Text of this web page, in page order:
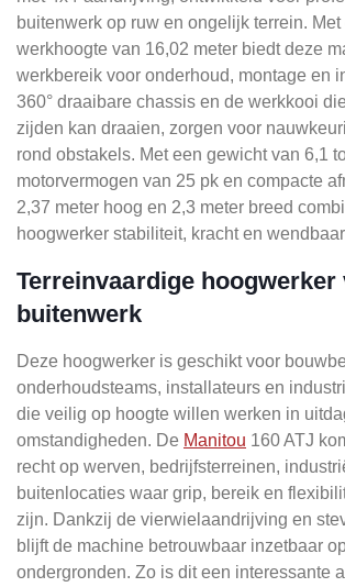
buitenwerk op ruw en ongelijk terrein.
werkhoogte van 16,02 meter biedt deze
werkbereik voor onderhoud, montage en
360° draaibare chassis en de werkkooi
zijden kan draaien, zorgen voor
rond obstakels. Met een gewicht van 6,1
motorvermogen van 25 pk en compacte
2,37 meter hoog en 2,3 meter breed
hoogwerker stabiliteit, kracht en
Terreinvaardige hoogwerker
buitenwerk
Deze hoogwerker is geschikt voor
onderhoudsteams, installateurs en
die veilig op hoogte willen werken in
omstandigheden. De Manitou 160 ATJ
recht op werven, bedrijfsterreinen,
buitenlocaties waar grip, bereik en
zijn. Dankzij de vierwielaandrijving en
blijft de machine betrouwbaar inzetbaar
ondergronden. Zo is dit een interessante